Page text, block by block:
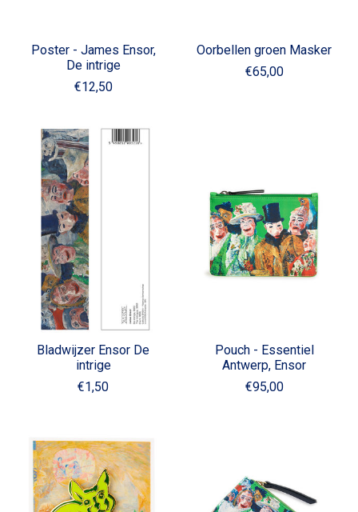
Poster - James Ensor,
De intrige
€12,50
Oorbellen groen Masker
€65,00
Bladwijzer Ensor De
intrige
€1,50
Pouch - Essentiel
Antwerp, Ensor
€95,00